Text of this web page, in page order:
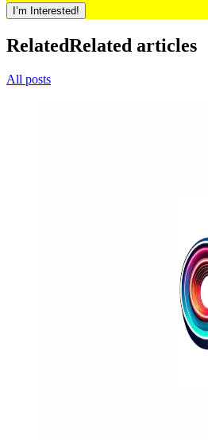
I’m Interested!
RelatedRelated articles
All posts